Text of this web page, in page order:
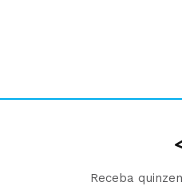
Receba